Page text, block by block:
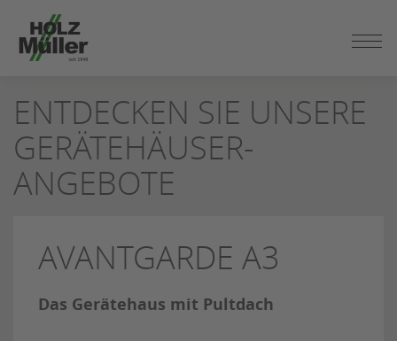
SEITENINHALT
SPRINGEN
ENTDECKEN SIE UNSERE
GERÄTEHÄUSER-
ANGEBOTE
AVANTGARDE A3
Das Gerätehaus mit Pultdach